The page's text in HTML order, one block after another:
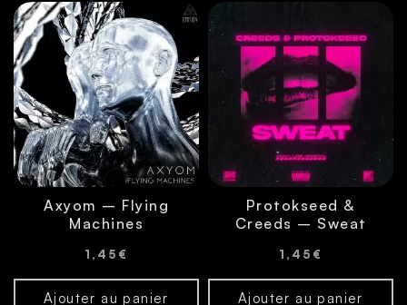
Axyom – Flying
Machines
1,45 €
Ajouter au panier
Protokseed &
Creeds – Sweat
1,45 €
Ajouter au panier